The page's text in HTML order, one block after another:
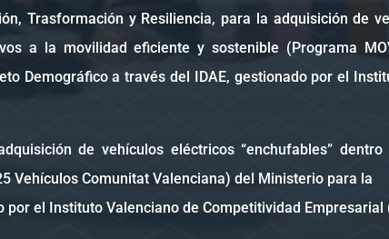
Trasformación y Resiliencia, para la adquisición de
a la movilidad eficiente y sostenible (Programa
Demográfico a través del IDAE, gestionado por el
de vehículos eléctricos “enchufables”
Vehículos Comunitat Valenciana) del Ministerio para la
el Instituto Valenciano de Competitividad Empresarial